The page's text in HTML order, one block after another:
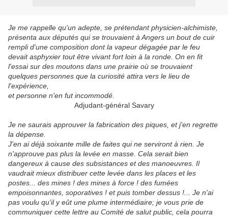
Je me rappelle qu'un adepte, se prétendant physicien-alchimiste,
présenta aux députés qui se trouvaient à Angers un bout de cuir
rempli d'une composition dont la vapeur dégagée par le feu
devait asphyxier tout être vivant fort loin à la ronde. On en fit
l'essai sur des moutons dans une prairie où se trouvaient
quelques personnes que la curiosité attira vers le lieu de
l'expérience,
et personne n'en fut incommodé.
Adjudant-général Savary
Je ne saurais approuver la fabrication des piques, et j'en regrette
la dépense.
J'en ai déjà soixante mille de faites qui ne serviront à rien. Je
n'approuve pas plus la levée en masse. Cela serait bien
dangereux à cause des subsistances et des manoeuvres. Il
vaudrait mieux distribuer cette levée dans les places et les
postes... des mines ! des mines à force ! des fumées
empoisonnantes, soporatives ! et puis tomber dessus !... Je n'ai
pas voulu qu'il y eût une plume intermédiaire; je vous prie de
communiquer cette lettre au Comité de salut public, cela pourra